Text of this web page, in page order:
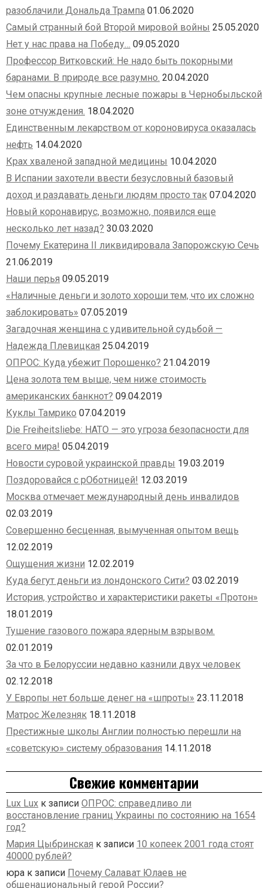
разоблачили Дональда Трампа 01.06.2020
Самый странный бой Второй мировой войны 25.05.2020
Нет у нас права на Победу… 09.05.2020
Профессор Витковский: Не надо быть покорными
баранами. В природе все разумно. 20.04.2020
Чем опасны крупные лесные пожары в Чернобыльской
зоне отчуждения. 18.04.2020
Единственным лекарством от короновируса оказалась
нефть 14.04.2020
Крах хваленой западной медицины 10.04.2020
В Испании захотели ввести безусловный базовый
доход и раздавать деньги людям просто так 07.04.2020
Новый коронавирус, возможно, появился еще
несколько лет назад? 30.03.2020
Почему Екатерина II ликвидировала Запорожскую Сечь
21.06.2019
Наши перья 09.05.2019
«Наличные деньги и золото хороши тем, что их сложно
заблокировать» 07.05.2019
Загадочная женщина с удивительной судьбой —
Надежда Плевицкая 25.04.2019
ОПРОС: Куда убежит Порошенко? 21.04.2019
Цена золота тем выше, чем ниже стоимость
американских банкнот? 09.04.2019
Куклы Тамрико 07.04.2019
Die Freiheitsliebe: НАТО — это угроза безопасности для
всего мира! 05.04.2019
Новости суровой украинской правды 19.03.2019
Поздоровайся с рОботницей! 12.03.2019
Москва отмечает международный день инвалидов
02.03.2019
Совершенно бесценная, вымученная опытом вещь
12.02.2019
Ощущения жизни 12.02.2019
Куда бегут деньги из лондонского Сити? 03.02.2019
История, устройство и характеристики ракеты «Протон»
18.01.2019
Тушение газового пожара ядерным взрывом.
02.01.2019
За что в Белоруссии недавно казнили двух человек
02.12.2018
У Европы нет больше денег на «шпроты» 23.11.2018
Матрос Железняк 18.11.2018
Престижные школы Англии полностью перешли на
«советскую» систему образования 14.11.2018
Свежие комментарии
Lux Lux к записи ОПРОС: справедливо ли
восстановление границ Украины по состоянию на 1654
год?
Мария Цыбринская к записи 10 копеек 2001 года стоят
40000 рублей?
юра к записи Почему Салават Юлаев не
общенациональный герой России?